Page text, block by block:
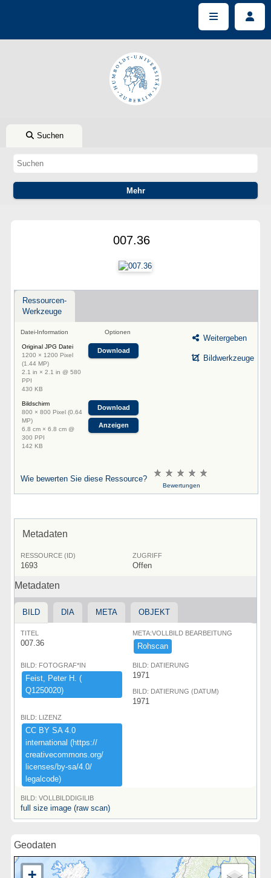
Suchen
007.36
Ressourcen-
Werkzeuge
Datei-Information Optionen
Original JPG Datei
1200 × 1200 Pixel
(1.44 MP)
2.1 in × 2.1 in @ 580
PPI
430 KB
Download
Bildschirm
800 × 800 Pixel (0.64
MP)
6.8 cm × 6.8 cm @
300 PPI
142 KB
Download
Anzeigen
Weitergeben
Bildwerkzeuge
Wie bewerten Sie diese Ressource?
Bewertungen
Metadaten
RESSOURCE (ID)
1693
ZUGRIFF
Offen
Metadaten
BILD DIA META OBJEKT
TITEL
007.36
META:VOLLBILD BEARBEITUNG
Rohscan
BILD: FOTOGRAF*IN
Feist,​ ​Peter ​H.​ ​(​
Q1250020)​
BILD: DATIERUNG
1971
BILD: DATIERUNG (DATUM)
1971
BILD: LIZENZ
CC ​BY ​SA ​4.​0 ​
international ​(​https:​/​/​
creativecommons.​org/​
licenses/​by-​sa/​4.​0/​
legalcode)​
BILD: VOLLBILDDIGILIB
full size image (raw scan)
Geodaten